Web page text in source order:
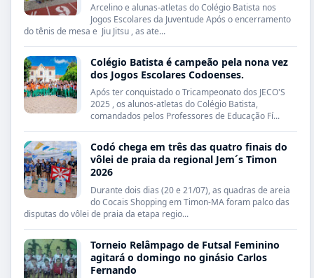
Arcelino e alunas-atletas do Colégio Batista nos
Jogos Escolares da Juventude Após o encerramento
do tênis de mesa e Jiu Jitsu , as ate...
Colégio Batista é campeão pela nona vez
dos Jogos Escolares Codoenses.
Após ter conquistado o Tricampeonato dos JECO'S
2025 , os alunos-atletas do Colégio Batista,
comandados pelos Professores de Educação Fí...
Codó chega em três das quatro finais do
vôlei de praia da regional Jem´s Timon
2026
Durante dois dias (20 e 21/07), as quadras de areia
do Cocais Shopping em Timon-MA foram palco das
disputas do vôlei de praia da etapa regio...
Torneio Relâmpago de Futsal Feminino
agitará o domingo no ginásio Carlos
Fernando